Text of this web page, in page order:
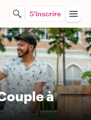
S'inscrire
à